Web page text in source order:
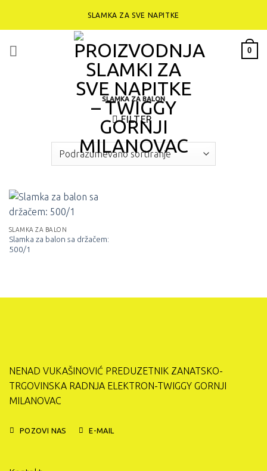
SLAMKA ZA SVE NAPITKE
0
SLAMKA ZA BALON
FILTER
SLAMKA ZA BALON
Slamka za balon sa držačem:
500/1
NENAD VUKAŠINOVIĆ PREDUZETNIK ZANATSKO-
TRGOVINSKA RADNJA ELEKTRON-TWIGGY GORNJI
MILANOVAC
POZOVI NAS E-MAIL